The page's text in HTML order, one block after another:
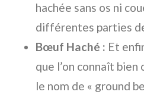
hachée sans os ni
différentes parties
Bœuf Haché : Et
que l’on connaît
le nom de « ground